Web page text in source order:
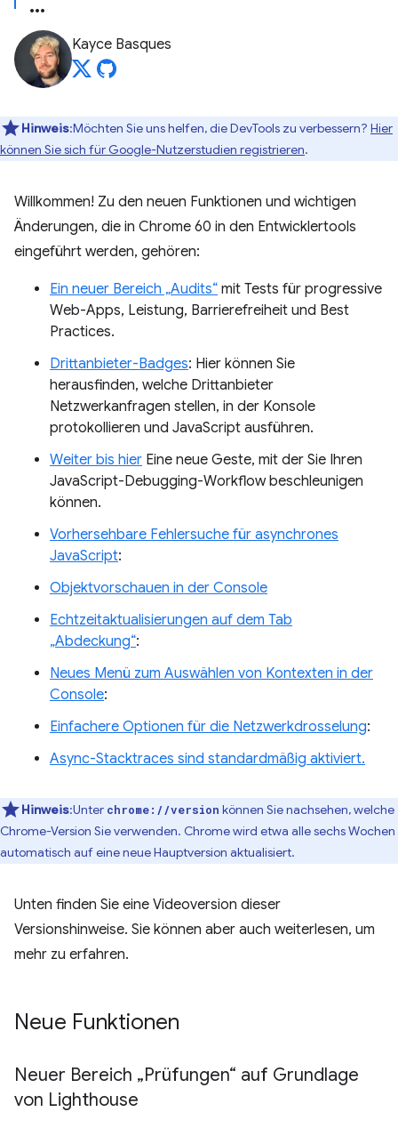
Kayce Basques
Hinweis:Möchten Sie uns helfen, die DevTools zu verbessern? Hier
können Sie sich für Google-Nutzerstudien registrieren.
Willkommen! Zu den neuen Funktionen und wichtigen
Änderungen, die in Chrome 60 in den Entwicklertools
eingeführt werden, gehören:
Ein neuer Bereich „Audits“ mit Tests für progressive
Web-Apps, Leistung, Barrierefreiheit und Best
Practices.
Drittanbieter-Badges: Hier können Sie
herausfinden, welche Drittanbieter
Netzwerkanfragen stellen, in der Konsole
protokollieren und JavaScript ausführen.
Weiter bis hier Eine neue Geste, mit der Sie Ihren
JavaScript-Debugging-Workflow beschleunigen
können.
Vorhersehbare Fehlersuche für asynchrones
JavaScript:
Objektvorschauen in der Console
Echtzeitaktualisierungen auf dem Tab
„Abdeckung“:
Neues Menü zum Auswählen von Kontexten in der
Console:
Einfachere Optionen für die Netzwerkdrosselung:
Async-Stacktraces sind standardmäßig aktiviert.
Hinweis:Unter chrome://version können Sie nachsehen, welche
Chrome-Version Sie verwenden. Chrome wird etwa alle sechs Wochen
automatisch auf eine neue Hauptversion aktualisiert.
Unten finden Sie eine Videoversion dieser
Versionshinweise. Sie können aber auch weiterlesen, um
mehr zu erfahren.
Neue Funktionen
Neuer Bereich „Prüfungen“ auf Grundlage
von Lighthouse